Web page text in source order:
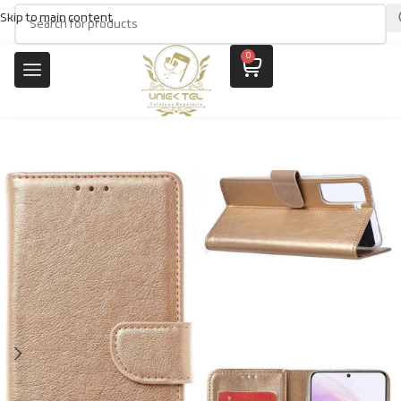
Skip to main content
0